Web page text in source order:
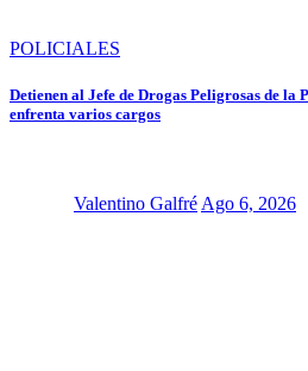
POLICIALES
Detienen al Jefe de Drogas Peligrosas de la
enfrenta varios cargos
Valentino Galfré Ago 6, 2026